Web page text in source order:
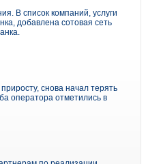
В список компаний, услуги
добавлена сотовая сеть
снова начал терять
оператора отметились в